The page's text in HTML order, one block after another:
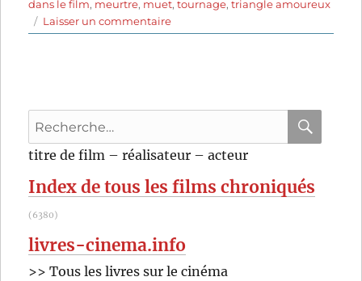
dans le film, meurtre, muet,tournage,triangle amoureux
Laisser un commentairesur
Un
Asquith
A.V.
Recherche
pour
:
titre de film – réalisateur – acteur
Index de tous les films chroniqués
(6380)
livres-cinema.info
>> Tous les livres sur le cinéma